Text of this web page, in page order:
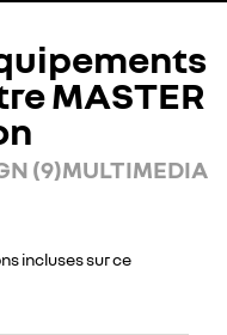
MASTER
(9)MULTIMEDIA
incluses sur ce